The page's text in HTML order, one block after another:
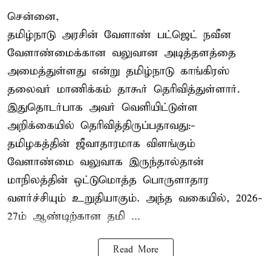
சென்னை,
தமிழ்நாடு அரசின் வேளாண் பட்ஜெட் நவீன
வேளாண்மைக்கான வலுவான அடித்தளத்தை
அமைத்துள்ளது என்று தமிழ்நாடு காங்கிரஸ்
தலைவர் மாணிக்கம் தாகூர் தெரிவித்துள்ளார்.
இதுதொடர்பாக அவர் வெளியிட்டுள்ள
அறிக்கையில் தெரிவித்திருப்பதாவது:-
தமிழகத்தின் ஜீவாதாரமாக விளங்கும்
வேளாண்மை வலுவாக இருந்தால்தான்
மாநிலத்தின் ஒட்டுமொத்த பொருளாதார
வளர்ச்சியும் உறுதியாகும். அந்த வகையில், 2026-
27ம் ஆண்டிற்கான தமி ...
Read More